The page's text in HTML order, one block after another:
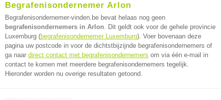
Begrafenisondernemer Arlon
Begrafenisondernemer-vinden.be bevat helaas nog geen
begrafenisondernemers in Arlon. Dit geldt ook voor de gehele provincie
Luxemburg (begrafenisondernemer Luxemburg). Voer bovenaan deze
pagina uw postcode in voor de dichtstbijzijnde begrafenisondernemers of
ga naar direct contact met begrafenisondernemers om via één e-mail in
contact te komen met meerdere begrafenisondernemers tegelijk.
Hieronder worden nu overige resultaten getoond.